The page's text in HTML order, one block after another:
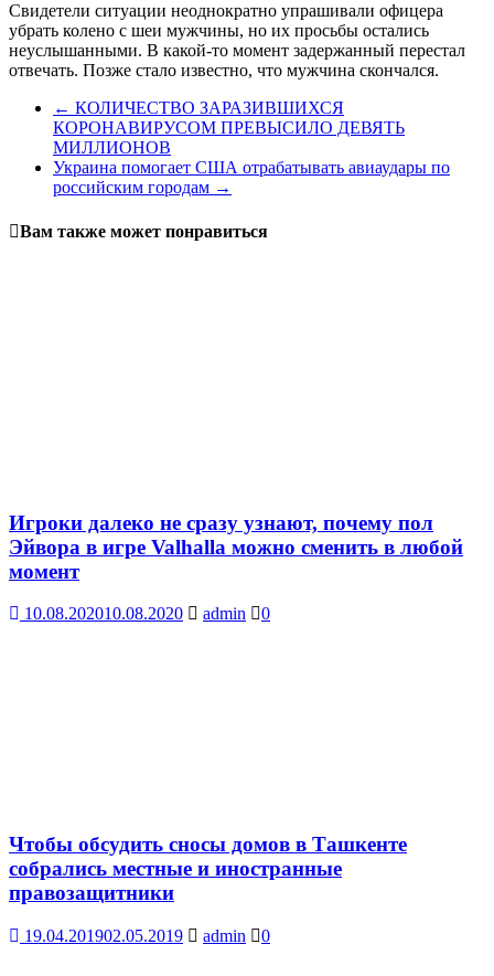
Свидетели ситуации неоднократно упрашивали офицера
убрать колено с шеи мужчины, но их просьбы остались
неуслышанными. В какой-то момент задержанный перестал
отвечать. Позже стало известно, что мужчина скончался.
← КОЛИЧЕСТВО ЗАРАЗИВШИХСЯ
КОРОНАВИРУСОМ ПРЕВЫСИЛО ДЕВЯТЬ
МИЛЛИОНОВ
Украина помогает США отрабатывать авиаудары по
российским городам →
Вам также может понравиться
Игроки далеко не сразу узнают, почему пол
Эйвора в игре Valhalla можно сменить в любой
момент
10.08.202010.08.2020 admin 0
Чтобы обсудить сносы домов в Ташкенте
собрались местные и иностранные
правозащитники
19.04.201902.05.2019 admin 0